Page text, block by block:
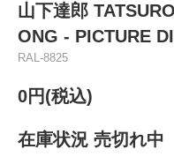
山下達郎
ONG - PICTURE
RAL-8825
0円(税込)
在庫状況 売切れ中